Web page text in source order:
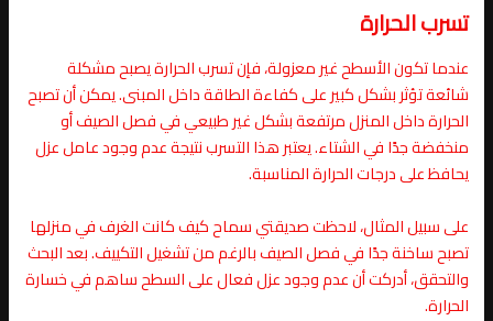
تسرب الحرارة
عندما تكون الأسطح غير معزولة، فإن تسرب الحرارة يصبح مشكلة
شائعة تؤثر بشكل كبير على كفاءة الطاقة داخل المبنى. يمكن أن تصبح
الحرارة داخل المنزل مرتفعة بشكل غير طبيعي في فصل الصيف أو
منخفضة جدًا في الشتاء. يعتبر هذا التسرب نتيجة عدم وجود عامل عزل
يحافظ على درجات الحرارة المناسبة.
على سبيل المثال، لاحظت صديقتي سماح كيف كانت الغرف في منزلها
تصبح ساخنة جدًا في فصل الصيف بالرغم من تشغيل التكييف. بعد البحث
والتحقق، أدركت أن عدم وجود عزل فعال على السطح ساهم في خسارة
الحرارة.